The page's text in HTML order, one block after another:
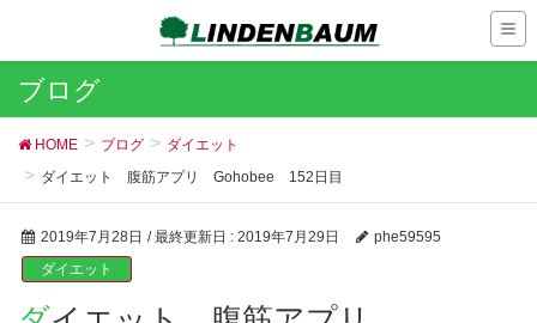
ブログ
HOME ブログ
ダイエット
ダイエット 腹筋アプリ Gohobee 152日目
2019年7月28日 / 最終更新日 : 2019年7月29日
phe59595
ダイエット